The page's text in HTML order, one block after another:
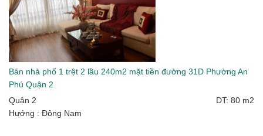
Bán nhà phố 1 trệt 2 lầu 240m2 mặt tiền đường 31D Phường An
Phú Quận 2
Quận 2
DT: 80 m2
Hướng : Đông Nam